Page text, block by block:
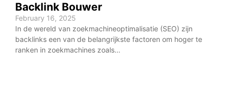
Backlink Bouwer
February 16, 2025
In de wereld van zoekmachineoptimalisatie (SEO) zijn
backlinks een van de belangrijkste factoren om hoger te
ranken in zoekmachines zoals…